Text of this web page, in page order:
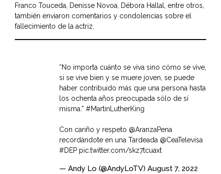
Franco Touceda, Denisse Novoa, Débora Hallal, entre otros,
también enviaron comentarios y condolencias sobre el
fallecimiento de la actriz.
“No importa cuánto se viva sino cómo se vive,
si se vive bien y se muere joven, se puede
haber contribuido más que una persona hasta
los ochenta años preocupada sólo de sí
misma.” #MartinLutherKing
Con cariño y respeto @AranzaPena
recordándote en una Tardeada @CeaTelevisa
#DEP pic.twitter.com/skz7tcuaxt
— Andy Lo (@AndyLoTV) August 7, 2022